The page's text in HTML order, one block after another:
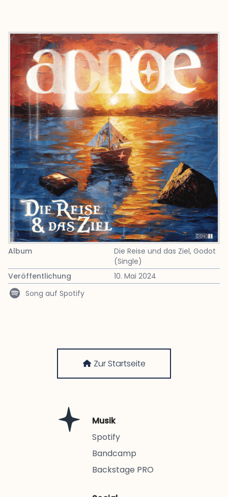
Album Die Reise und das Ziel, Godot
(Single)
Veröffentlichung
10. Mai 2024
Song auf Spotify
Zur Startseite
Musik
Spotify
Bandcamp
Backstage PRO